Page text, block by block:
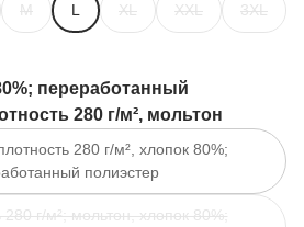
M L XL XXL 3XL
переработанный
280 г/м², мольтон
280 г/м², хлопок 80%;
полиэстер
280 г/м²; мольтон, хлопок 80%;